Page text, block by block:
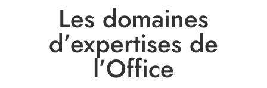
Les domaines
d’expertises de
l’Office